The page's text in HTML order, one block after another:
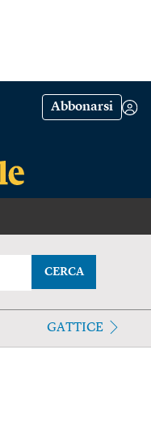
Abbonarsi
CERCA
GATTICE